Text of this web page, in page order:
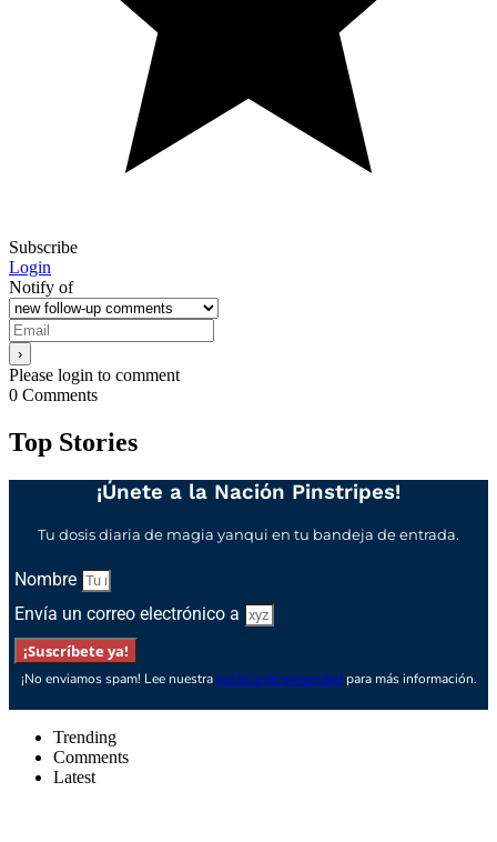
Subscribe
Login
Notify of
Please login to comment
0 Comments
Top Stories
¡Únete a la Nación Pinstripes!
Tu dosis diaria de magia yanqui en tu bandeja de entrada.
Nombre
Envía un correo electrónico a
¡Suscríbete ya!
¡No enviamos spam! Lee nuestra política de privacidad para más información.
Trending
Comments
Latest